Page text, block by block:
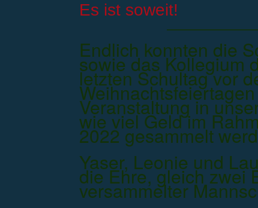
Es ist soweit!
Endlich konnten die
sowie das Kollegium
letzten Schultag vor
Veranstaltung in
wie viel Geld im
2022 gesammelt
Yaser, Leonie und
die Ehre, gleich zwei
versammelter